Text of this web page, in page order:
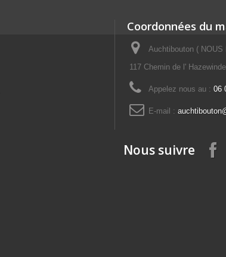
Coordonnées du
Auchtibouton (
117 Chemin de l'
Appelez nous au : 06
E-mail :
Nous suivre